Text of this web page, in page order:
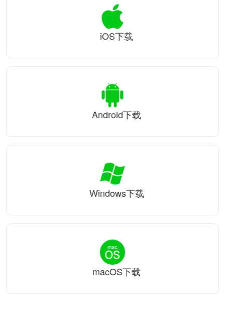
iOS下载
Android下载
Windows下载
macOS下载